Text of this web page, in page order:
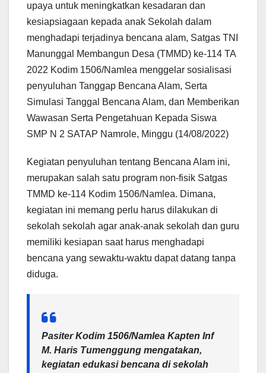
upaya untuk meningkatkan kesadaran dan
kesiapsiagaan kepada anak Sekolah dalam
menghadapi terjadinya bencana alam, Satgas TNI
Manunggal Membangun Desa (TMMD) ke-114 TA
2022 Kodim 1506/Namlea menggelar sosialisasi
penyuluhan Tanggap Bencana Alam, Serta
Simulasi Tanggal Bencana Alam, dan Memberikan
Wawasan Serta Pengetahuan Kepada Siswa
SMP N 2 SATAP Namrole, Minggu (14/08/2022)
Kegiatan penyuluhan tentang Bencana Alam ini,
merupakan salah satu program non-fisik Satgas
TMMD ke-114 Kodim 1506/Namlea. Dimana,
kegiatan ini memang perlu harus dilakukan di
sekolah sekolah agar anak-anak sekolah dan guru
memiliki kesiapan saat harus menghadapi
bencana yang sewaktu-waktu dapat datang tanpa
diduga.
Pasiter Kodim 1506/Namlea Kapten Inf
M. Haris Tumenggung mengatakan,
kegiatan edukasi bencana di sekolah